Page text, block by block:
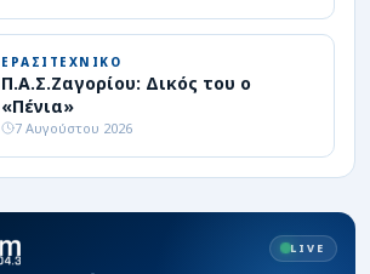
ΕΡΑΣΙΤΕΧΝΙΚΟ
Π.Α.Σ.Ζαγορίου: Δικός του ο
«Πένια»
7 Αυγούστου 2026
LIVE